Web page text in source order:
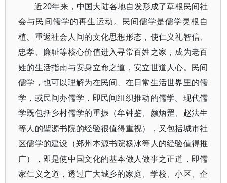
近20年来，中国大陆各地自发形成了草根民间社
会与民间儒学的再生运动。民间儒学是儒学灵根自
植、重返社会人间的文化思想形态，使仁义礼智信、
忠孝、廉耻等核心价值进入寻常百姓之家，成为老百
姓的生活指南与安身立命之道，安立世道人心。民间
儒学，也可以理解为在民间、在日常生活世界里的儒
学，或民间办儒学，即民间组织推动的儒学。现代儒
学既包括乡村儒学的重振（牟钟鉴、颜炳罡、赵法生
等人的聖源书院的经验很值得重视），又包括城市社
区儒学的建设（郑州本源书院杨冰等人的经验值得推
广），即是使中国文化的基本做人做事之正道，即儒
家仁义之道，透过广大城乡的家庭、学校、小区、企